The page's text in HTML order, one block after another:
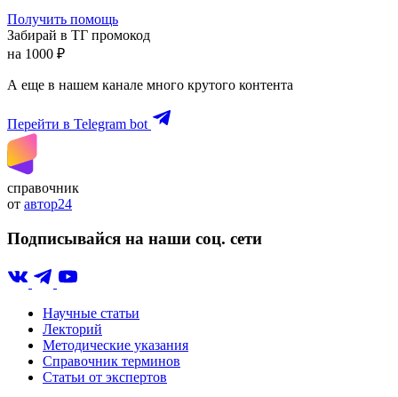
Получить помощь
Забирай в ТГ промокод
на 1000 ₽
А еще в нашем канале много крутого контента
Перейти в Telegram bot
справочник
от автор24
Подписывайся на наши соц. сети
Научные статьи
Лекторий
Методические указания
Справочник терминов
Статьи от экспертов